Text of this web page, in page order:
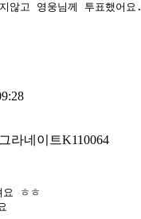
않고 영웅님께 투표했어요.
라네이트K110064
요 ㅎㅎ